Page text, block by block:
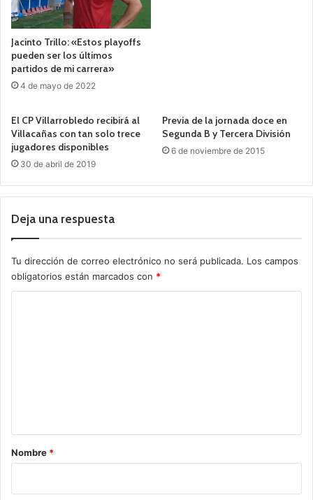
Jacinto Trillo: «Estos playoffs
pueden ser los últimos
partidos de mi carrera»
4 de mayo de 2022
El CP Villarrobledo recibirá al
Villacañas con tan solo trece
jugadores disponibles
30 de abril de 2019
Previa de la jornada doce en
Segunda B y Tercera División
6 de noviembre de 2015
Deja una respuesta
Tu dirección de correo electrónico no será publicada. Los campos
obligatorios están marcados con *
rNombre *